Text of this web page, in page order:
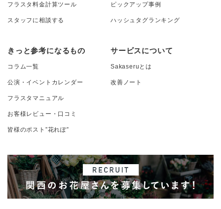
フラスタ料金計算ツール
スタッフに相談する
ピックアップ事例
ハッシュタグランキング
きっと参考になるもの
コラム一覧
公演・イベントカレンダー
フラスタマニュアル
お客様レビュー・口コミ
皆様のポスト”花れぽ”
サービスについて
Sakaseruとは
改善ノート